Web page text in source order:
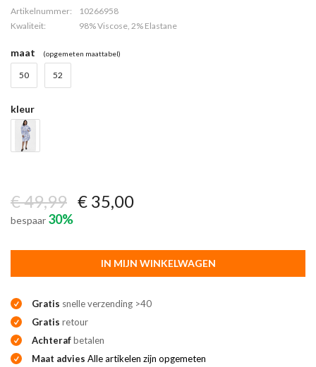
Artikelnummer:
10266958
Kwaliteit:
98% Viscose, 2% Elastane
maat (opgemeten maattabel)
50 52
kleur
€ 49,99 € 35,00
bespaar 30%
IN MIJN WINKELWAGEN
Gratis snelle verzending >40
Gratis retour
Achterafbetalen
Maat advies Alle artikelen zijn opgemeten